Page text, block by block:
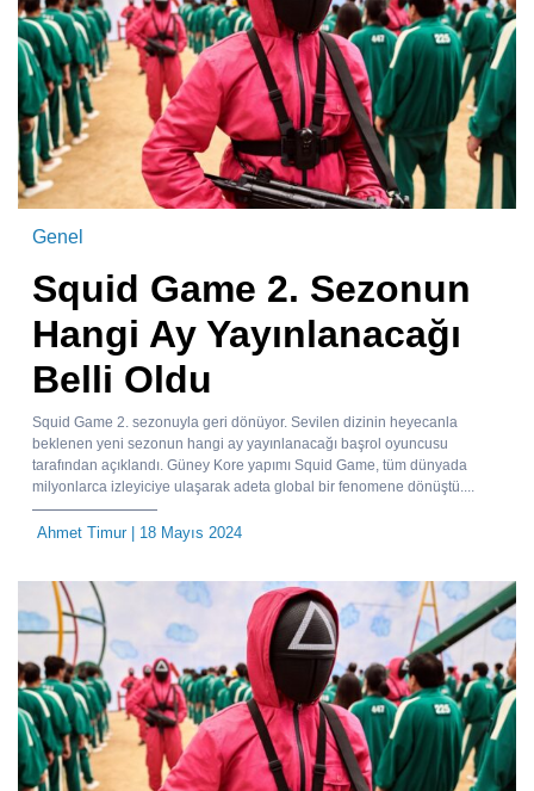
Genel
Squid Game 2. Sezonun
Hangi Ay Yayınlanacağı
Belli Oldu
Squid Game 2. sezonuyla geri dönüyor. Sevilen dizinin heyecanla
beklenen yeni sezonun hangi ay yayınlanacağı başrol oyuncusu
tarafından açıklandı. Güney Kore yapımı Squid Game, tüm dünyada
milyonlarca izleyiciye ulaşarak adeta global bir fenomene dönüştü....
Ahmet Timur| 18 Mayıs 2024